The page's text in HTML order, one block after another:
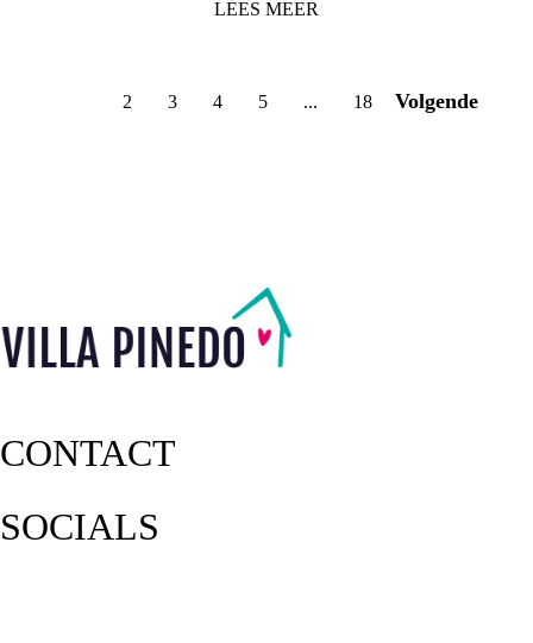
LEES MEER
2 3 4 5 ... 18 Volgende
CONTACT
SOCIALS